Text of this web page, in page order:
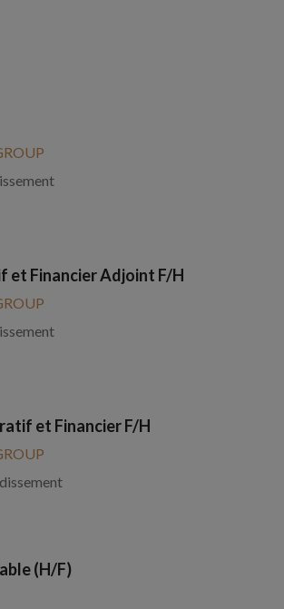
Financier Adjoint F/H
et Financier F/H
(H/F)